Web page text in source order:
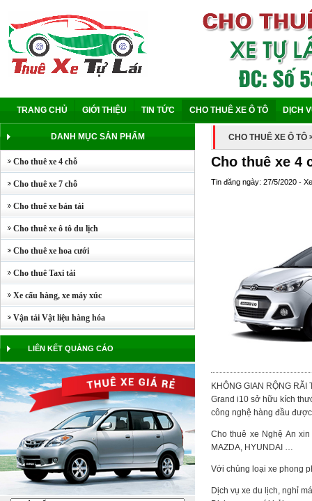
TRANG CHỦ GIỚI THIỆU TIN TỨC CHO THUÊ XE Ô TÔ DỊCH
DANH MỤC SẢN PHẨM
Cho thuê xe 4 chỗ
Cho thuê xe 7 chỗ
Cho thuê xe bán tải
Cho thuê xe ô tô du lịch
Cho thuê xe hoa cưới
Cho thuê Taxi tải
Xe cẩu hàng, xe máy xúc
Vận tải Vật liệu hàng hóa
LIÊN KẾT QUẢNG CÁO
CHO THUÊ XE Ô TÔ
Cho thuê xe 4
Tin đăng ngày: 27/5/2020 -
KHÔNG GIAN RỘNG RÃI
Grand i10 sở hữu kích
công nghệ hàng đầu
Cho thuê xe Nghệ An
MAZDA, HYUNDAI …
Với chủng loại xe phong
Dịch vụ xe du lịch, nghỉ